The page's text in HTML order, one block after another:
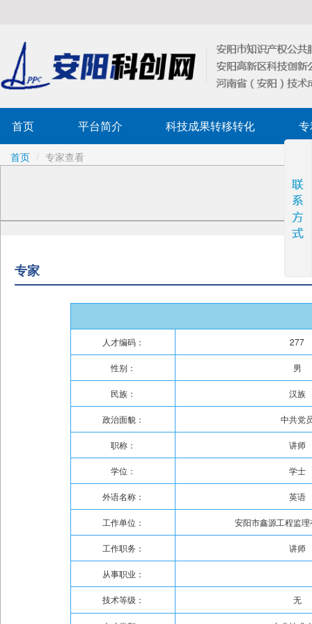
首页 平台简介 科技成果转移转化
首页 / 专家查看
专家
人才编码： 277
性别： 男
民族： 汉族
政治面貌： 中共党
职称： 讲师
学位： 学士
外语名称： 英语
工作单位： 安阳市鑫源工程监
工作职务： 讲师
从事职业：
技术等级： 无